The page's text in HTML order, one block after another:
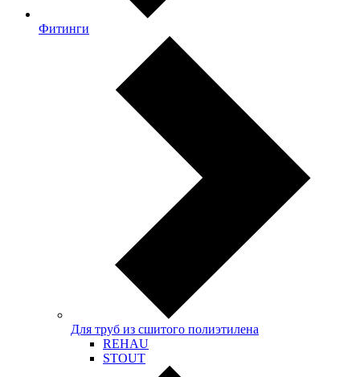
Фитинги
Для труб из сшитого полиэтилена
REHAU
STOUT